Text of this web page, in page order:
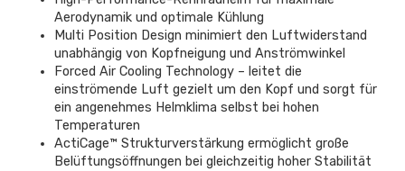
Aerodynamik und optimale Kühlung
Multi Position Design minimiert den Luftwiderstand
unabhängig von Kopfneigung und Anströmwinkel
Forced Air Cooling Technology – leitet die
einströmende Luft gezielt um den Kopf und sorgt für
ein angenehmes Helmklima selbst bei hohen
Temperaturen
ActiCage™ Strukturverstärkung ermöglicht große
Belüftungsöffnungen bei gleichzeitig hoher Stabilität